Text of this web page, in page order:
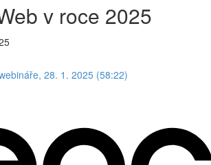
v roce 2025
28. 1. 2025 (58:22)